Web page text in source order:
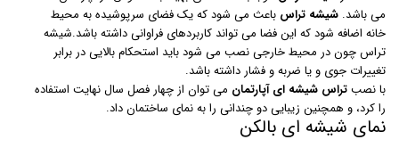
می باشد. شیشه تراس باعث می شود که یک فضای سرپوشیده به محیط
خانه اضافه شود که این فضا می تواند کاربردهای فراوانی داشته باشد.شیشه
تراس چون در محیط خارجی نصب می شود باید استحکام بالایی در برابر
تغییرات جوی و یا ضربه و فشار داشته باشد.
با نصبتراس شیشه ای آپارتمان می توان از چهار فصل سال نهایت استفاده
را کرد، و همچنین زیبایی دو چندانی را به نمای ساختمان داد.
نمای شیشه ای بالکن